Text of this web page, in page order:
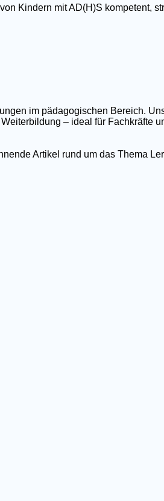
Kindern mit AD(H)S kompetent,
im pädagogischen Bereich.
– ideal für Fachkräfte
Artikel rund um das Thema